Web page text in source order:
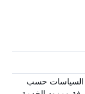
السياسات حسب